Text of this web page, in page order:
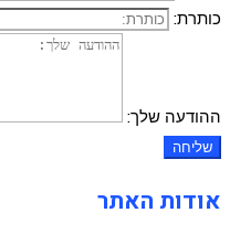
כותרת:
ההודעה שלך:
שליחה
אודות האתר